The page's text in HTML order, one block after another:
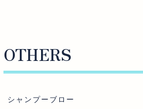
OTHERS
シャンプーブロー